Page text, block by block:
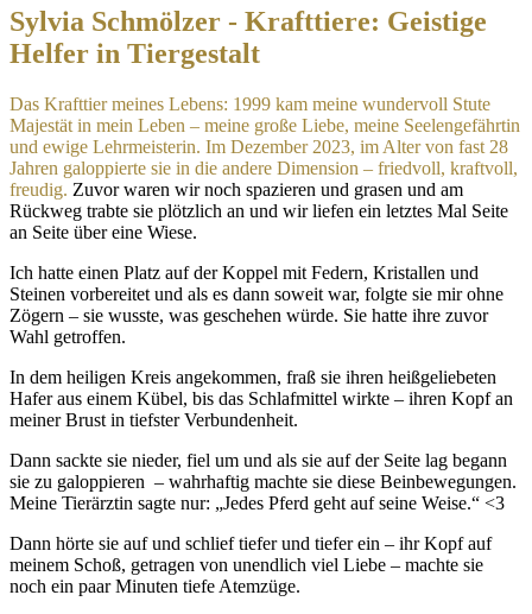
Sylvia Schmölzer - Krafttiere: Geistige
Helfer in Tiergestalt
Das Krafttier meines Lebens: 1999 kam meine wundervoll Stute
Majestät in mein Leben – meine große Liebe, meine Seelengefährtin
und ewige Lehrmeisterin. Im Dezember 2023, im Alter von fast 28
Jahren galoppierte sie in die andere Dimension – friedvoll, kraftvoll,
freudig. Zuvor waren wir noch spazieren und grasen und am
Rückweg trabte sie plötzlich an und wir liefen ein letztes Mal Seite
an Seite über eine Wiese.
Ich hatte einen Platz auf der Koppel mit Federn, Kristallen und
Steinen vorbereitet und als es dann soweit war, folgte sie mir ohne
Zögern – sie wusste, was geschehen würde. Sie hatte ihre zuvor
Wahl getroffen.
In dem heiligen Kreis angekommen, fraß sie ihren heißgeliebeten
Hafer aus einem Kübel, bis das Schlafmittel wirkte – ihren Kopf an
meiner Brust in tiefster Verbundenheit.
Dann sackte sie nieder, fiel um und als sie auf der Seite lag begann
sie zu galoppieren – wahrhaftig machte sie diese Beinbewegungen.
Meine Tierärztin sagte nur: „Jedes Pferd geht auf seine Weise.“ <3
Dann hörte sie auf und schlief tiefer und tiefer ein – ihr Kopf auf
meinem Schoß, getragen von unendlich viel Liebe – machte sie
noch ein paar Minuten tiefe Atemzüge.